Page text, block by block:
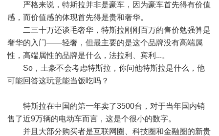
严格来说，特斯拉并非是豪车，因为豪车首先得有价值
感，而价值感的体现首先得是贵和奢华。
二三十万还谈毛奢华，特斯拉刚刚百万的售价勉强算是
奢华的入门——轻奢，但最主要的是这个品牌没有高端属
性，高端属性的品牌是什么，法拉利、宾利...。
So，土豪不会考虑特斯拉，你问他特斯拉是什么，他
可能回答这玩意能当饭吃吗？
特斯拉在中国的第一年卖了3500台，对于当年国内销
售了近9万辆的电动车而言，这是个很小的数字。
并且大部分购买者是互联网圈、科技圈和金融圈的新贵